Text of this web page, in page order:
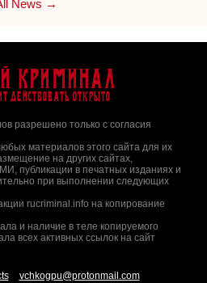
News →
Криминал
действовать открыто
разрешено только с согласия
материалов этого сайта для их
на других сайтах,
публикации в печатных изданиях и
при выполнении следующих
rucriminal.info на копирование
и наличие в теле копируемого
всех активных ссылок на сайт
vchkogpu@protonmail.com